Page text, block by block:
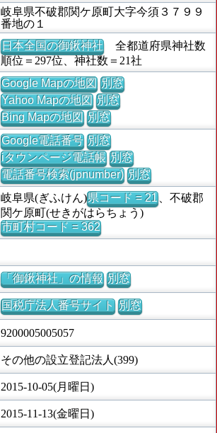
岐阜県不破郡関ケ原町大字今須３７９９
番地の１
日本全国の御鍬神社全都道府県神社数
順位＝297位、神社数＝21社
Google Mapの地図 別窓
Yahoo Mapの地図 別窓
Bing Mapの地図 別窓
Google電話番号 別窓
iタウンページ電話帳 別窓
電話番号検索(jpnumber) 別窓
岐阜県(ぎふけん)県コード = 21、不破郡
関ケ原町(せきがはらちょう)
市町村コード = 362
「御鍬神社」の情報 別窓
国税庁法人番号サイト 別窓
9200005005057
その他の設立登記法人(399)
2015-10-05(月曜日)
2015-11-13(金曜日)